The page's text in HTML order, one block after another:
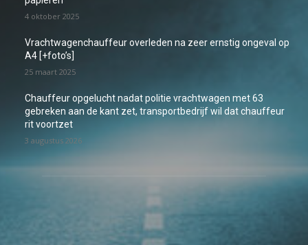
4 oktober 2025
Vrachtwagenchauffeur overleden na zeer ernstig ongeval op
A4 [+foto’s]
25 maart 2025
Chauffeur opgelucht nadat politie vrachtwagen met 63
gebreken aan de kant zet, transportbedrijf wil dat chauffeur
rit voortzet
3 augustus 2026